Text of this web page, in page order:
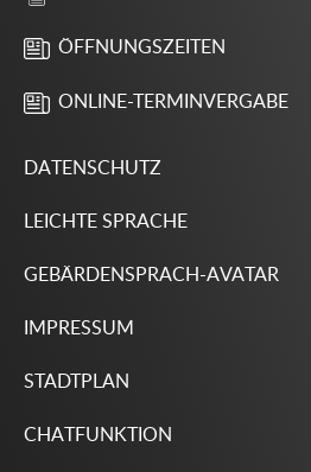
ÖFFNUNGSZEITEN
ONLINE-TERMINVERGABE
DATENSCHUTZ
LEICHTE SPRACHE
GEBÄRDENSPRACH-AVATAR
IMPRESSUM
STADTPLAN
CHATFUNKTION